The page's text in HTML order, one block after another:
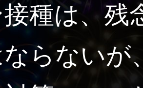
種は、残
ならないが